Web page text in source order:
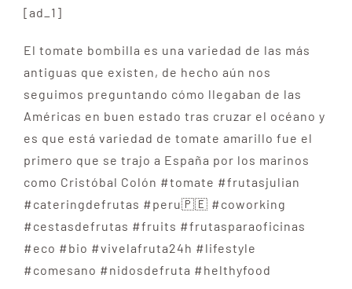
[ad_1]
El tomate bombilla es una variedad de las más
antiguas que existen, de hecho aún nos
seguimos preguntando cómo llegaban de las
Américas en buen estado tras cruzar el océano y
es que está variedad de tomate amarillo fue el
primero que se trajo a España por los marinos
como Cristóbal Colón #tomate #frutasjulian
#cateringdefrutas #peru🇵🇪 #coworking
#cestasdefrutas #fruits #frutasparaoficinas
#eco #bio #vivelafruta24h #lifestyle
#comesano #nidosdefruta #helthyfood